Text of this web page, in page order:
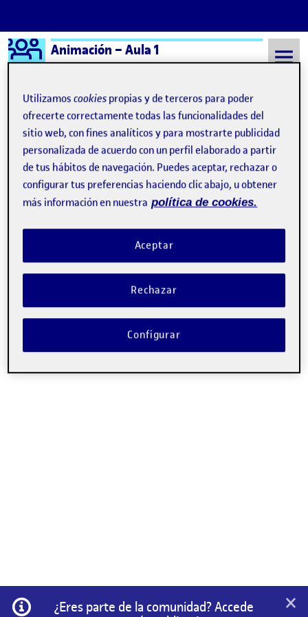
Saltar al contenido
Logo Ágora
Animación – Aula 1
Semestre 20241 - Aula 1 #pec05
#pec05
Publicado por
Fernando de la Rosa Mor
Fecha de publicación12 diciembre, 2024 10:59 pm
comentario
Buenas a tod@s: Aquí os presento mi propuesta de animación
para este supuesto encargo. He ido aplicando nuevos conceptos
y técnicas aprendidas y creo que el resultado ha sido bastante
aceptable. ¡Espero que os guste! Entrega de la actividad R5 …
Información
¿Eres parte de la comunidad? Accede
×
Utilizamoscookies propias y de terceros para poder
ofrecerte correctamente todas las funcionalidades del
sitio web, con fines analíticos y para mostrarte publicidad
personalizada de acuerdo con un perfil elaborado a partir
de tus hábitos de navegación. Puedes aceptar, rechazar o
configurar tus preferencias haciendo clic abajo, u obtener
más información en nuestra política de cookies.
Rechazar
Aceptar
Configurar